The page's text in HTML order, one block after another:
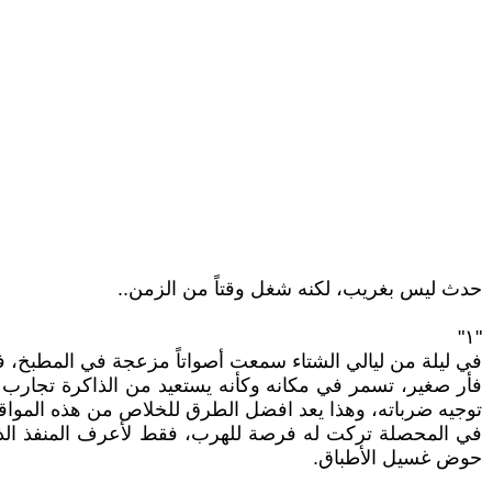
حدث ليس بغريب، لكنه شغل وقتاً من الزمن..
"١"
في ليلة من ليالي الشتاء سمعت أصواتاً مزعجة في
فأر صغير، تسمر في مكانه وكأنه يستعيد من الذاكرة
توجيه ضرباته، وهذا يعد افضل الطرق للخلاص من هذه
في المحصلة تركت له فرصة للهرب، فقط لأعرف المنفذ
حوض غسيل الأطباق.